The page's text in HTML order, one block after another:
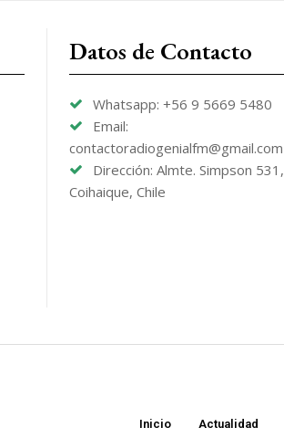
Datos de Contacto
Whatsapp: +56 9 5669 5480
Email:
contactoradiogenialfm@gmail.com
Dirección: Almte. Simpson 531,
Coihaique, Chile
Inicio Actualidad